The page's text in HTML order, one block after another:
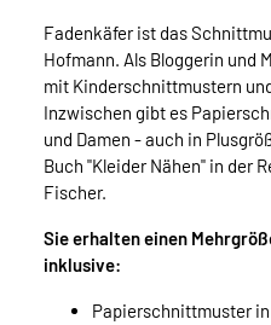
Fadenkäfer ist das
Hofmann. Als Bloggerin und
mit Kinderschnittmustern
Inzwischen gibt es
und Damen - auch in
Buch "Kleider Nähen" in der
Fischer.
Sie erhalten einen
inklusive:
Papierschnittmuster